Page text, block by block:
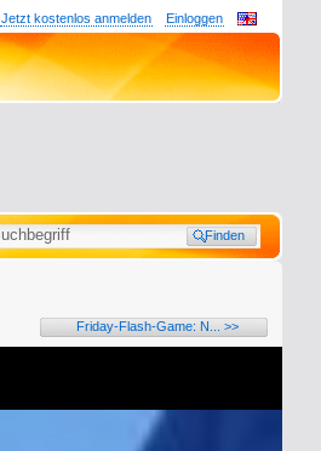
Einloggen
Jetzt kostenlos anmelden
Friday-Flash-Game: N... >>